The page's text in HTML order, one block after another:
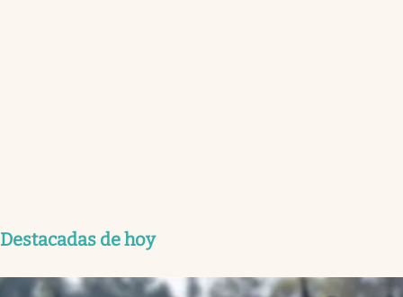
Destacadas de hoy